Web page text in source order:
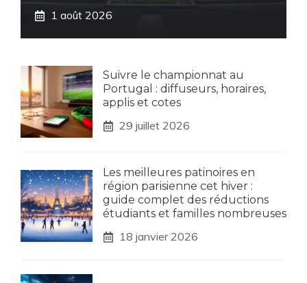
1 août 2026
Suivre le championnat au
Portugal : diffuseurs, horaires,
applis et cotes
29 juillet 2026
Les meilleures patinoires en
région parisienne cet hiver :
guide complet des réductions
étudiants et familles nombreuses
18 janvier 2026